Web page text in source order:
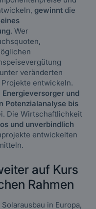
gewinnt die
. Wer
veränderten
entwickeln.
und
Potenzialanalyse bis
Die Wirtschaftlichkeit
und unverbindlich
entwickelten
auf Kurs
Rahmen
in Europa,